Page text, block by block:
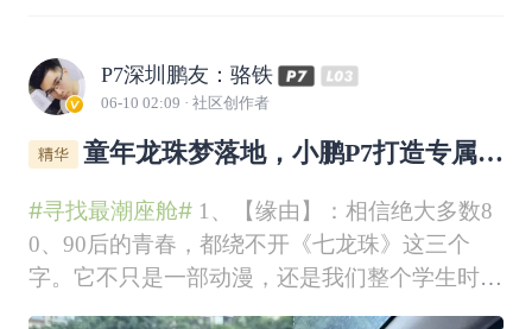
P7深圳鹏友：骆铁
06-10 02:09 · 社区创作者
童年龙珠梦落地，小鹏P7打造专属潮
#寻找最潮座舱#1、【缘由】：相信绝大多数8
0、90后的青春，都绕不开《七龙珠》这三个
字。它不只是一部动漫，还是我们整个学生时代
最深刻、最纯粹的情怀回忆。对于我来说，龙珠